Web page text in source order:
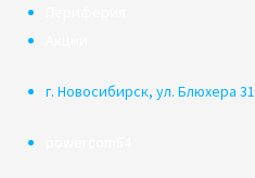
г. Новосибирск, ул. Блюхера 31